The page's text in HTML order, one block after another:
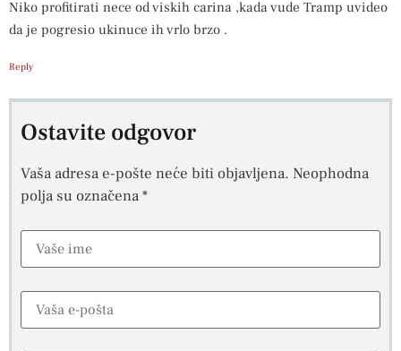
Niko profitirati nece od viskih carina ,kada vude Tramp uvideo
da je pogresio ukinuce ih vrlo brzo .
Reply
Ostavite odgovor
Vaša adresa e-pošte neće biti objavljena. Neophodna
polja su označena*